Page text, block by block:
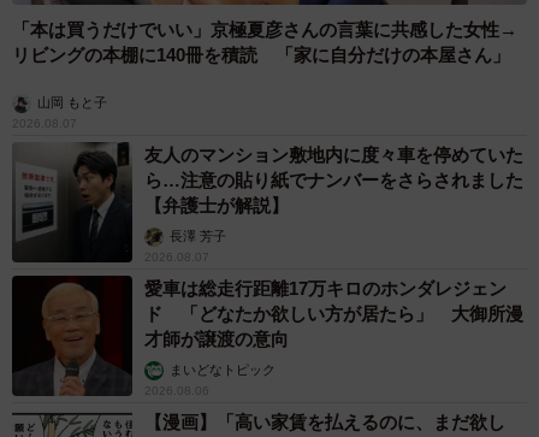
「本は買うだけでいい」京極夏彦さんの言葉に共感した女性→
リビングの本棚に140冊を積読 「家に自分だけの本屋さん」
山岡 もと子
2026.08.07
友人のマンション敷地内に度々車を停めていた
ら…注意の貼り紙でナンバーをさらされました
【弁護士が解説】
長澤 芳子
2026.08.07
愛車は総走行距離17万キロのホンダレジェン
ド 「どなたか欲しい方が居たら」 大御所漫
才師が譲渡の意向
まいどなトピック
2026.08.06
【漫画】「高い家賃を払えるのに、まだ欲し